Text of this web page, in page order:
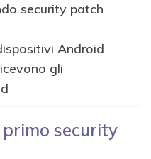
security patch
Android
gli
security